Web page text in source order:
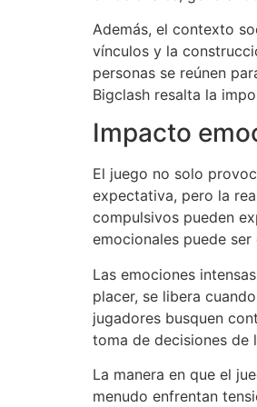
Además, el contexto
vínculos y la
personas se reúnen
Bigclash resalta la
Impacto
El juego no solo
expectativa, pero la
compulsivos pueden
emocionales puede
Las emociones
placer, se libera
jugadores busquen
toma de decisiones
La manera en que el
menudo enfrentan